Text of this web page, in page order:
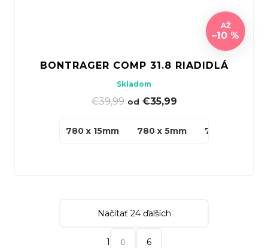
AŽ
–10 %
BONTRAGER COMP 31.8 RIADIDLÁ
Skladom
€39,99| od €35,99
780 x 15mm 780 x 5mm 780 x 40mm
Načítať 24 ďalších
1 6